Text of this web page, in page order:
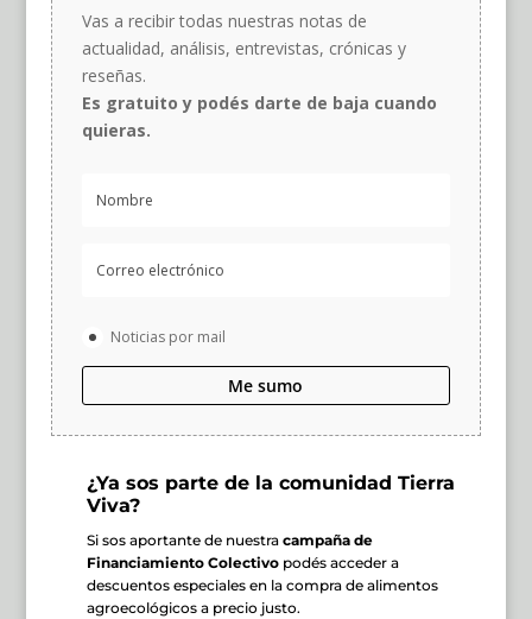
Vas a recibir todas nuestras notas de
actualidad, análisis, entrevistas, crónicas y
reseñas.
Es gratuito y podés darte de baja cuando
quieras.
Noticias por mail
Me sumo
¿Ya sos parte de la comunidad Tierra
Viva?
Si sos aportante de nuestra campaña de
Financiamiento Colectivopodés acceder a
descuentos especiales en la compra de alimentos
agroecológicos a precio justo.